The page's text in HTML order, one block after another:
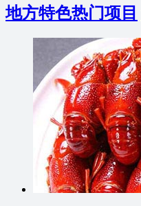
地方特色热门项目